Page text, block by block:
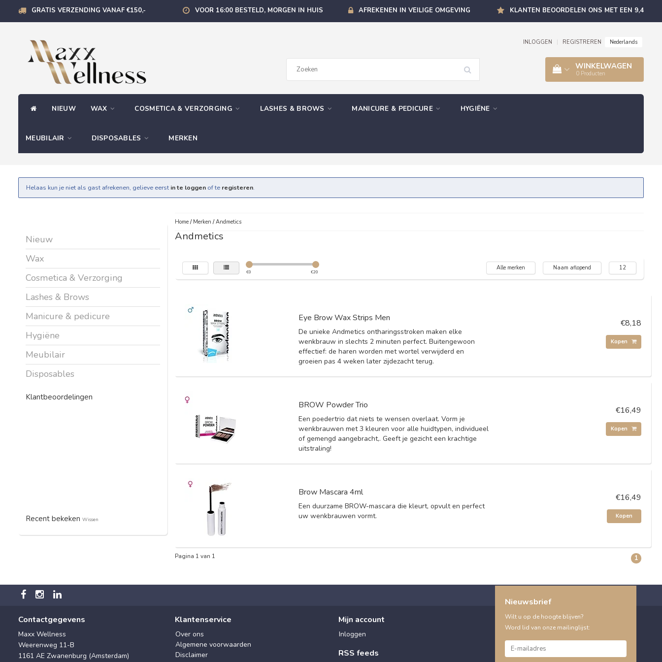
GRATIS VERZENDING VANAF €150,- VOOR 16:00 BESTELD, MORGEN IN HUIS AFREKENEN IN VEILIGE OMGEVING KLANTEN BEOORDELEN ONS MET EEN 9,4
INLOGGEN REGISTREREN Nederlands
WINKELWAGEN
0 Producten
NIEUW WAX COSMETICA & VERZORGING LASHES & BROWS MANICURE & PEDICURE HYGIËNE
MEUBILAIR DISPOSABLES MERKEN
Helaas kun je niet als gast afrekenen, gelieve eerst in te loggen of te registeren.
Nieuw
Wax
Cosmetica & Verzorging
Lashes & Brows
Manicure & pedicure
Hygiëne
Meubilair
Disposables
Klantbeoordelingen
Recent bekeken Wissen
Home/ Merken /Andmetics
Andmetics
€0 €20
Alle merken Naam aflopend 12
Eye Brow Wax Strips Men
De unieke Andmetics ontharingsstroken maken elke
wenkbrauw in slechts 2 minuten perfect. Buitengewoon
effectief: de haren worden met wortel verwijderd en
groeien pas 4 weken later zijdezacht terug.
€8,18
Kopen
BROW Powder Trio
Een poedertrio dat niets te wensen overlaat. Vorm je
wenkbrauwen met 3 kleuren voor alle huidtypen, individueel
of gemengd aangebracht,. Geeft je gezicht een krachtige
uitstraling!
€16,49
Kopen
Brow Mascara 4ml
Een duurzame BROW-mascara die kleurt, opvult en perfect
uw wenkbrauwen vormt.
€16,49
Kopen
Pagina 1 van 1 1
Contactgegevens
Maxx Wellness
Weerenweg 11-B
1161 AE Zwanenburg (Amsterdam)
Klantenservice
Over ons
Algemene voorwaarden
Disclaimer
Mijn account
Inloggen
RSS feeds
Nieuwsbrief
Wilt u op de hoogte blijven?
Word lid van onze mailinglijst: